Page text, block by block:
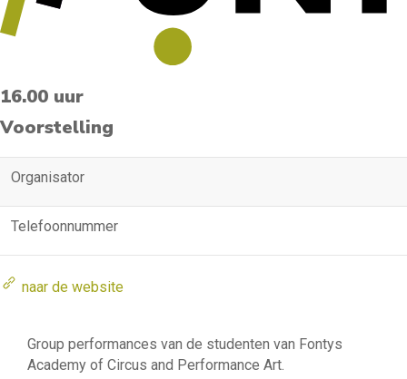
16.00 uur
Voorstelling
Organisator
Telefoonnummer
naar de website
Group performances van de studenten van Fontys
Academy of Circus and Performance Art.